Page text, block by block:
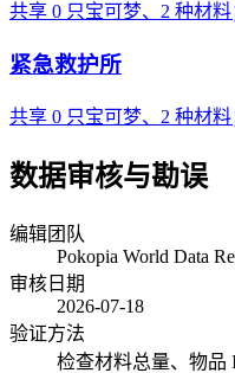
共享 0 只宝可梦、2 种材料
紧急救护所
共享 0 只宝可梦、2 种材料
数据审核与勘误
编辑团队
Pokopia World Data
审核日期
2026-07-18
验证方法
检查材料总量、物品